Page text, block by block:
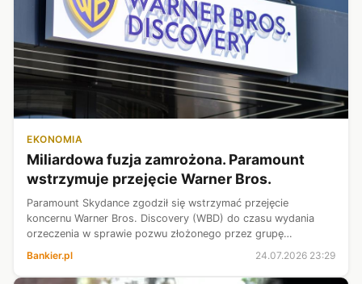
EKONOMIA
Miliardowa fuzja zamrożona. Paramount
wstrzymuje przejęcie Warner Bros.
Paramount Skydance zgodził się wstrzymać przejęcie
koncernu Warner Bros. Discovery (WBD) do czasu wydania
orzeczenia w sprawie pozwu złożonego przez grupę
amerykańskich stanów, kwestionujących tę transakcję, lub do
1 czerwca 2027 roku - podał Reuters...
Bankier.pl 24.07.2026 23:29